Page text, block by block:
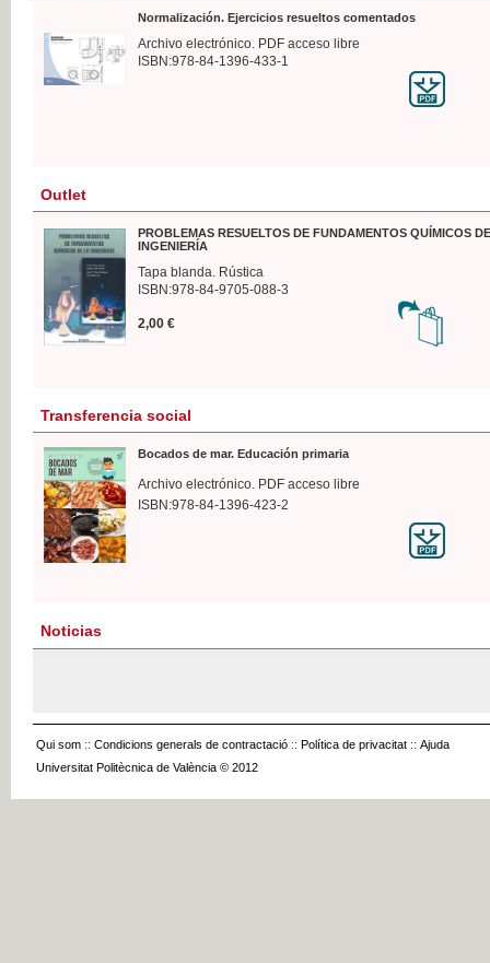
Normalización. Ejercicios resueltos comentados
Archivo electrónico. PDF acceso libre
ISBN:978-84-1396-433-1
Outlet
PROBLEMAS RESUELTOS DE FUNDAMENTOS QUÍMICOS
INGENIERÍA
Tapa blanda. Rústica
ISBN:978-84-9705-088-3
2,00 €
Transferencia social
Bocados de mar. Educación primaria
Archivo electrónico. PDF acceso libre
ISBN:978-84-1396-423-2
Noticias
Qui som :: Condicions generals de contractació :: Política de privacitat :: Ajuda
Universitat Politècnica de València © 2012